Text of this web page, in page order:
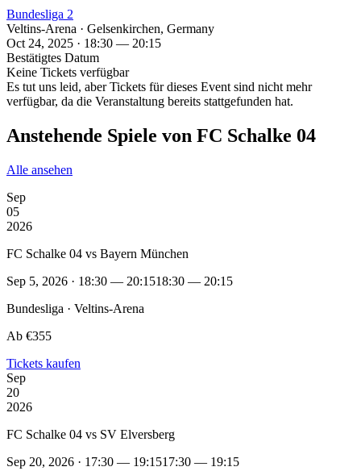
Bundesliga 2
Veltins-Arena · Gelsenkirchen, Germany
Oct 24, 2025 · 18:30 — 20:15
Bestätigtes Datum
Keine Tickets verfügbar
Es tut uns leid, aber Tickets für dieses Event sind nicht mehr
verfügbar, da die Veranstaltung bereits stattgefunden hat.
Anstehende Spiele von FC Schalke 04
Alle ansehen
Sep
05
2026
FC Schalke 04 vs Bayern München
Sep 5, 2026 · 18:30 — 20:1518:30 — 20:15
Bundesliga · Veltins-Arena
Ab €355
Tickets kaufen
Sep
20
2026
FC Schalke 04 vs SV Elversberg
Sep 20, 2026 · 17:30 — 19:1517:30 — 19:15